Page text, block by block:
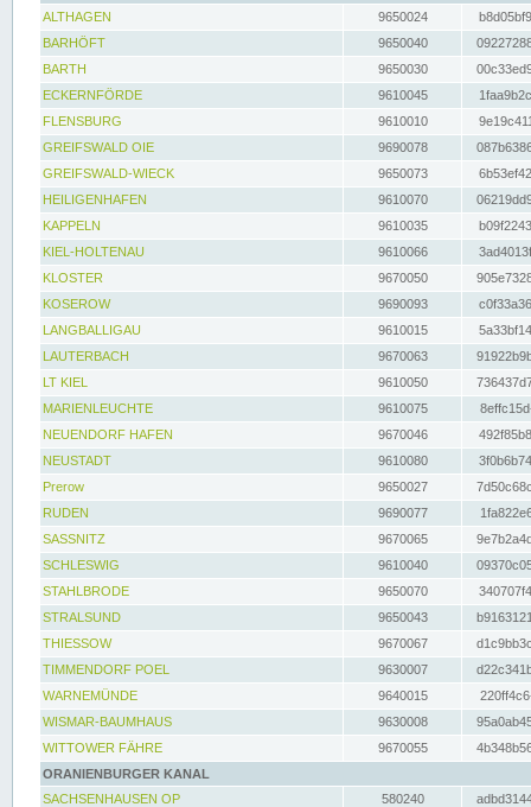
ALTHAGEN
9650024
BARHÖFT
9650040
BARTH
9650030
ECKERNFÖRDE
9610045
FLENSBURG
9610010
GREIFSWALD OIE
9690078
GREIFSWALD-WIECK
9650073
HEILIGENHAFEN
9610070
KAPPELN
9610035
KIEL-HOLTENAU
9610066
KLOSTER
9670050
KOSEROW
9690093
LANGBALLIGAU
9610015
LAUTERBACH
9670063
LT KIEL
9610050
MARIENLEUCHTE
9610075
NEUENDORF HAFEN
9670046
NEUSTADT
9610080
Prerow
9650027
RUDEN
9690077
SASSNITZ
9670065
SCHLESWIG
9610040
STAHLBRODE
9650070
STRALSUND
9650043
THIESSOW
9670067
TIMMENDORF POEL
9630007
WARNEMÜNDE
9640015
WISMAR-BAUMHAUS
9630008
WITTOWER FÄHRE
9670055
ORANIENBURGER KANAL
SACHSENHAUSEN OP
580240